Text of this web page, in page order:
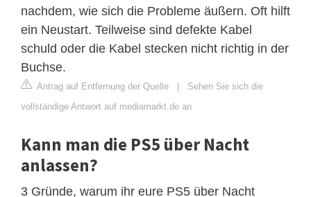
nachdem, wie sich die Probleme äußern. Oft hilft
ein Neustart. Teilweise sind defekte Kabel
schuld oder die Kabel stecken nicht richtig in der
Buchse.
Antrag auf Entfernung der Quelle | Sehen Sie sich die
vollständige Antwort auf mediamarkt.de an
Kann man die PS5 über Nacht
anlassen?
3 Gründe, warum ihr eure PS5 über Nacht